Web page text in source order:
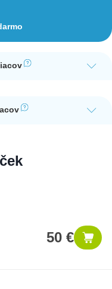
sa pred nákupom
50 €